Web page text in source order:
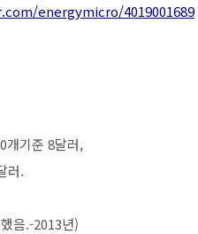
energymicro/4019001689
기준 8달러,
러.
음.-2013년)